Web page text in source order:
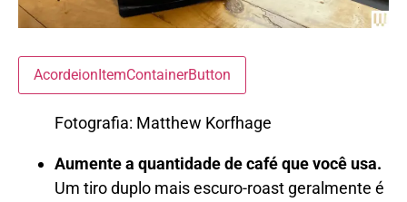
AcordeionItemContainerButton
Fotografia: Matthew Korfhage
Aumente a quantidade de café que você usa.
Um tiro duplo mais escuro-roast geralmente é